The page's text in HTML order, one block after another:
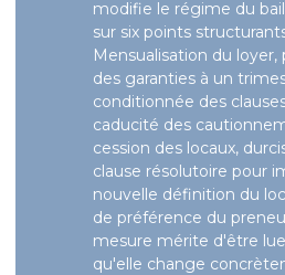
modifie le régime du
sur six points
Mensualisation du
des garanties à un
conditionnée des
caducité des
cession des locaux,
clause résolutoire pour
nouvelle définition du
de préférence du
mesure mérite d'être
qu'elle change